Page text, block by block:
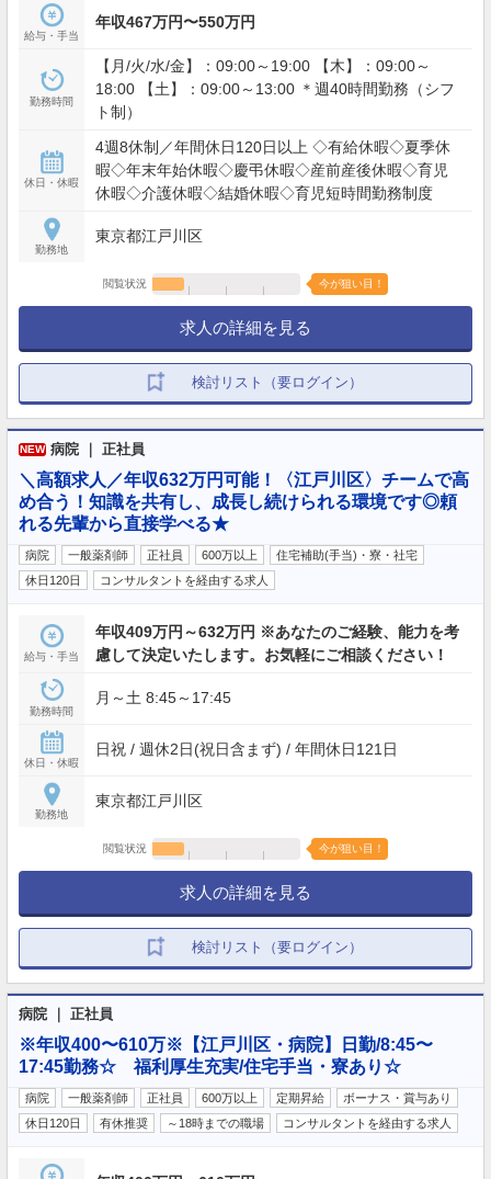
給与・手当
年収467万円〜550万円
勤務時間
【月/火/水/金】：09:00～19:00 【木】：09:00～
18:00 【土】：09:00～13:00 ＊週40時間勤務（シフ
ト制）
休日・休暇
4週8休制／年間休日120日以上 ◇有給休暇◇夏季休
暇◇年末年始休暇◇慶弔休暇◇産前産後休暇◇育児
休暇◇介護休暇◇結婚休暇◇育児短時間勤務制度
勤務地
東京都江戸川区
閲覧状況 今が狙い目！
求人の詳細を見る
検討リスト（要ログイン）
NEW 病院 ｜ 正社員
＼高額求人／年収632万円可能！〈江戸川区〉チームで高
め合う！知識を共有し、成長し続けられる環境です◎頼
れる先輩から直接学べる★
病院 一般薬剤師 正社員 600万以上
住宅補助(手当)・寮・社宅
休日120日
コンサルタントを経由する求人
給与・手当
年収409万円～632万円 ※あなたのご経験、能力を考
慮して決定いたします。お気軽にご相談ください！
勤務時間
月～土 8:45～17:45
休日・休暇
日祝 / 週休2日(祝日含まず) / 年間休日121日
勤務地
東京都江戸川区
閲覧状況 今が狙い目！
求人の詳細を見る
検討リスト（要ログイン）
病院 ｜ 正社員
※年収400〜610万※【江戸川区・病院】日勤/8:45〜
17:45勤務☆ 福利厚生充実/住宅手当・寮あり☆
病院 一般薬剤師 正社員 600万以上 定期昇給
ボーナス・賞与あり
休日120日
有休推奨 ～18時までの職場 コンサルタントを経由する求人